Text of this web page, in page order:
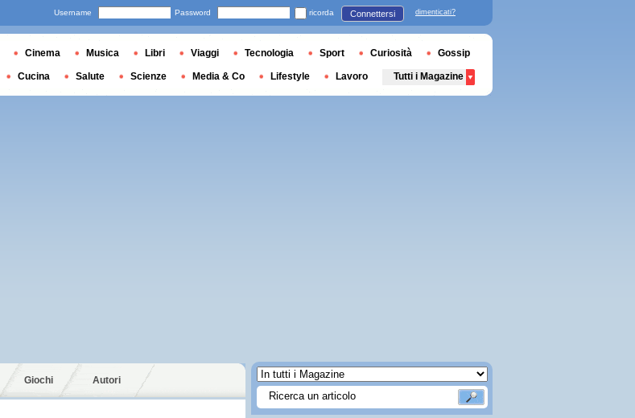
Giochi Autori
Username Password ricorda Connettersi dimenticati?
Cinema Musica Libri Viaggi Tecnologia Sport Curiosità Gossip
Cucina Salute Scienze Media & Co Lifestyle Lavoro Tutti i Magazine